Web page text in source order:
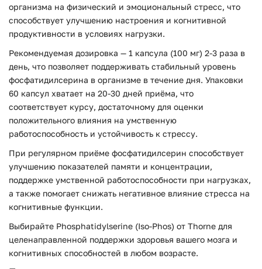
организма на физический и эмоциональный стресс, что
способствует улучшению настроения и когнитивной
продуктивности в условиях нагрузки.
Рекомендуемая дозировка — 1 капсула (100 мг) 2-3 раза в
день, что позволяет поддерживать стабильный уровень
фосфатидилсерина в организме в течение дня. Упаковки
60 капсул хватает на 20-30 дней приёма, что
соответствует курсу, достаточному для оценки
положительного влияния на умственную
работоспособность и устойчивость к стрессу.
При регулярном приёме фосфатидилсерин способствует
улучшению показателей памяти и концентрации,
поддержке умственной работоспособности при нагрузках,
а также помогает снижать негативное влияние стресса на
когнитивные функции.
Выбирайте Phosphatidylserine (Iso-Phos) от Thorne для
целенаправленной поддержки здоровья вашего мозга и
когнитивных способностей в любом возрасте.